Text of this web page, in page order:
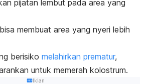
pijatan lembut pada area yang
membuat area yang nyeri lebih
berisiko melahirkan prematur,
untuk memerah kolostrum.
Iklan